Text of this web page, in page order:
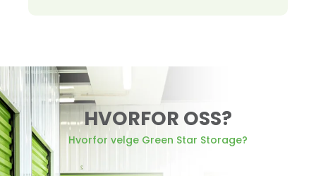
HVORFOR OSS?
Hvorfor velge Green Star Storage?